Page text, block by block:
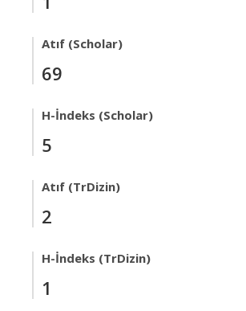
Atıf (Scholar)
69
H-İndeks (Scholar)
5
Atıf (TrDizin)
2
H-İndeks (TrDizin)
1